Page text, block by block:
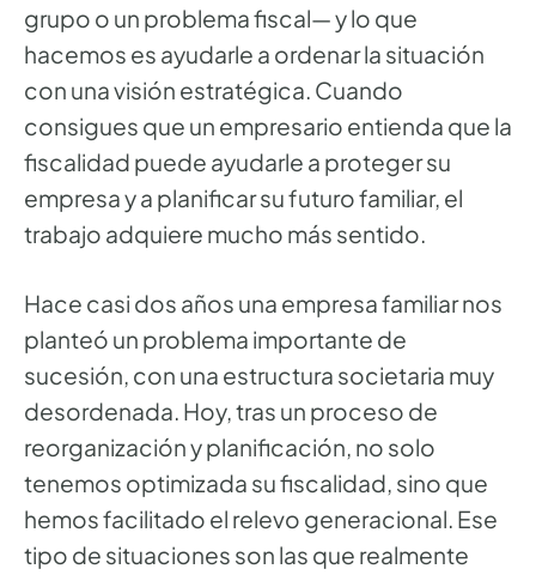
grupo o un problema fiscal— y lo que
hacemos es ayudarle a ordenar la situación
con una visión estratégica. Cuando
consigues que un empresario entienda que la
fiscalidad puede ayudarle a proteger su
empresa y a planificar su futuro familiar, el
trabajo adquiere mucho más sentido.
Hace casi dos años una empresa familiar nos
planteó un problema importante de
sucesión, con una estructura societaria muy
desordenada. Hoy, tras un proceso de
reorganización y planificación, no solo
tenemos optimizada su fiscalidad, sino que
hemos facilitado el relevo generacional. Ese
tipo de situaciones son las que realmente